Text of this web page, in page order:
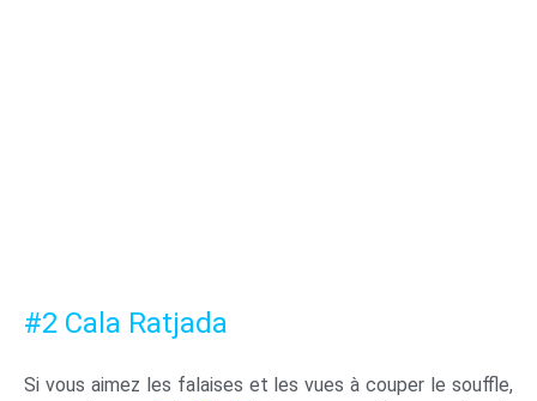
#2 Cala Ratjada
Si vous aimez les falaises et les vues à couper le souffle,